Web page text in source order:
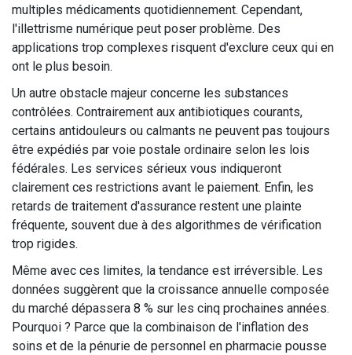
multiples médicaments quotidiennement. Cependant,
l'illettrisme numérique peut poser problème. Des
applications trop complexes risquent d'exclure ceux qui en
ont le plus besoin.
Un autre obstacle majeur concerne les substances
contrôlées. Contrairement aux antibiotiques courants,
certains antidouleurs ou calmants ne peuvent pas toujours
être expédiés par voie postale ordinaire selon les lois
fédérales. Les services sérieux vous indiqueront
clairement ces restrictions avant le paiement. Enfin, les
retards de traitement d'assurance restent une plainte
fréquente, souvent due à des algorithmes de vérification
trop rigides.
Même avec ces limites, la tendance est irréversible. Les
données suggèrent que la croissance annuelle composée
du marché dépassera 8 % sur les cinq prochaines années.
Pourquoi ? Parce que la combinaison de l'inflation des
soins et de la pénurie de personnel en pharmacie pousse